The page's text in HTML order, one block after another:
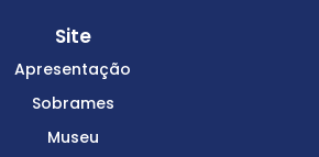
Site
Apresentação
Sobrames
Museu